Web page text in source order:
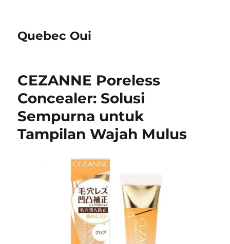
Quebec Oui
CEZANNE Poreless
Concealer: Solusi
Sempurna untuk
Tampilan Wajah Mulus